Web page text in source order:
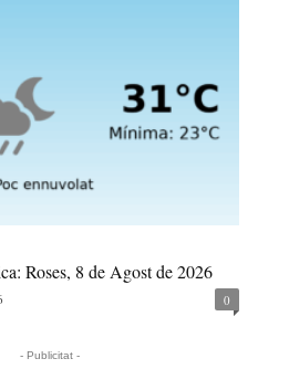
Roses, 8 de Agost de 2026
0
- Publicitat -